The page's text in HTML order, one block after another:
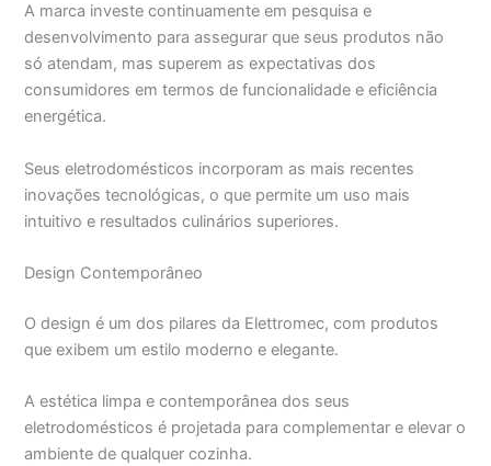
A marca investe continuamente em pesquisa e
desenvolvimento para assegurar que seus produtos não
só atendam, mas superem as expectativas dos
consumidores em termos de funcionalidade e eficiência
energética.
Seus eletrodomésticos incorporam as mais recentes
inovações tecnológicas, o que permite um uso mais
intuitivo e resultados culinários superiores.
Design Contemporâneo
O design é um dos pilares da Elettromec, com produtos
que exibem um estilo moderno e elegante.
A estética limpa e contemporânea dos seus
eletrodomésticos é projetada para complementar e elevar o
ambiente de qualquer cozinha.